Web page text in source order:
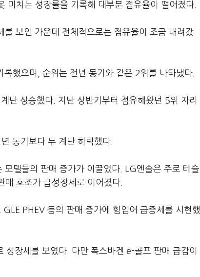
미치는 성장률을 기록해 대부분 점유율이 떨어졌다.
보인 가운데 전체적으로는 점유율이 조금 내려갔
했으며, 순위는 전년 동기와 같은 2위를 나타냈다.
단 상승했다. 지난 상반기부터 점유해왔던 5위 자리
동기보다 두 계단 하락했다.
델들의 판매 증가가 이끌었다. LG엔솔은 주로 테슬
호조가 급성장세로 이어졌다.
PHEV 등의 판매 증가에 힘입어 급증세를 시현했
장세를 보였다. 다만 폭스바겐 e-골프 판매 급감이